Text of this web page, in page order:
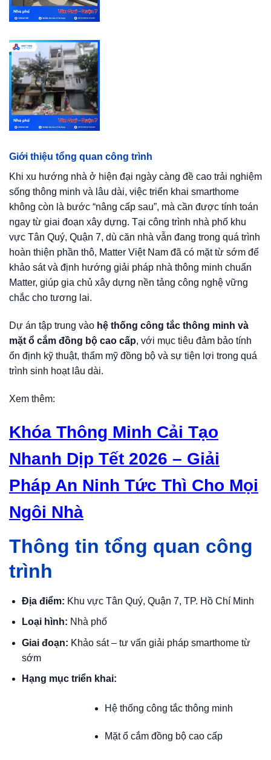
Giới thiệu tổng quan công trình
Khi xu hướng nhà ở hiện đại ngày càng đề cao trải nghiệm
sống thông minh và lâu dài, việc triển khai smarthome
không còn là bước “nâng cấp sau”, mà cần được tính toán
ngay từ giai đoạn xây dựng. Tại công trình nhà phố khu
vực Tân Quý, Quận 7, dù căn nhà vẫn đang trong quá trình
hoàn thiện phần thô, Matter Việt Nam đã có mặt từ sớm để
khảo sát và định hướng giải pháp nhà thông minh chuẩn
Matter, giúp gia chủ xây dựng nền tảng công nghệ vững
chắc cho tương lai.
Dự án tập trung vào hệ thống công tắc thông minh và
mặt ổ cắm đồng bộ cao cấp, với mục tiêu đảm bảo tính
ổn định kỹ thuật, thẩm mỹ đồng bộ và sự tiện lợi trong quá
trình sinh hoạt lâu dài.
Xem thêm:
Khóa Thông Minh Cải Tạo
Nhanh Dịp Tết 2026 – Giải
Pháp An Ninh Tức Thì Cho Mọi
Ngôi Nhà
Thông tin tổng quan công
trình
Địa điểm: Khu vực Tân Quý, Quận 7, TP. Hồ Chí Minh
Loại hình: Nhà phố
Giai đoạn: Khảo sát – tư vấn giải pháp smarthome từ
sớm
Hạng mục triển khai:
Hệ thống công tắc thông minh
Mặt ổ cắm đồng bộ cao cấp